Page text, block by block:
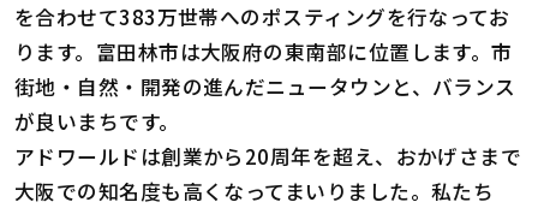
を合わせて383万世帯へのポスティングを行なってお
ります。富田林市は大阪府の東南部に位置します。市
街地・自然・開発の進んだニュータウンと、バランス
が良いまちです。
アドワールドは創業から20周年を超え、おかげさまで
大阪での知名度も高くなってまいりました。私たち